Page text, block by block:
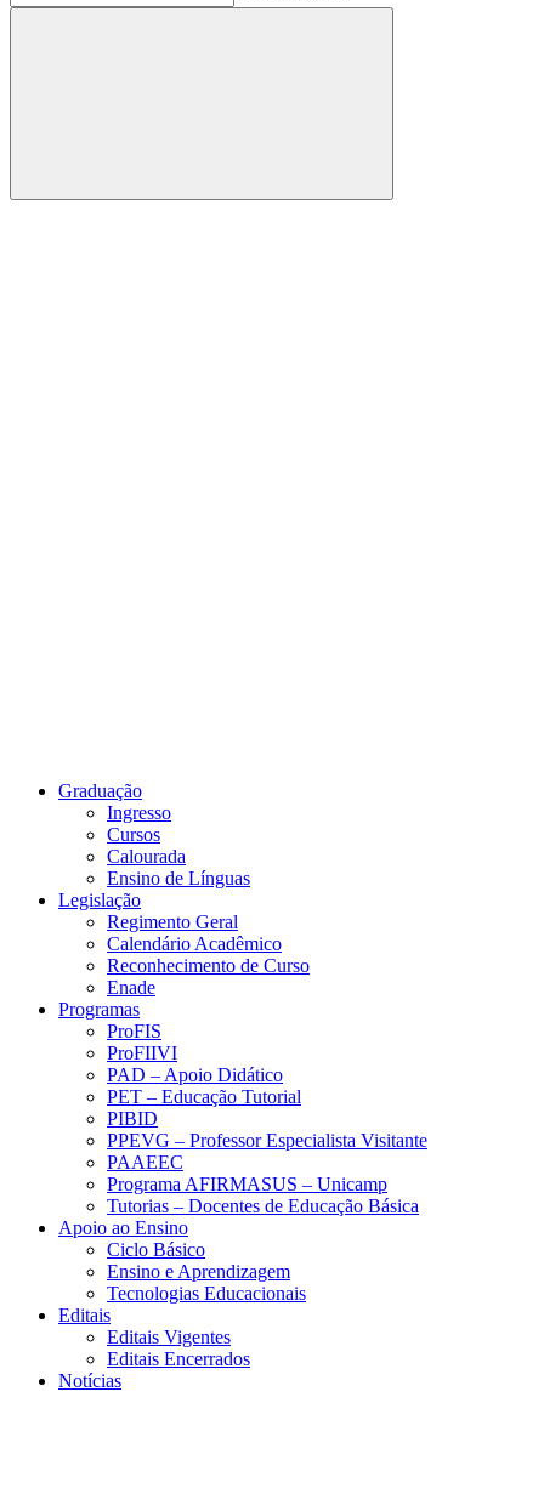
Buscar
Graduação
Ingresso
Cursos
Calourada
Ensino de Línguas
Legislação
Regimento Geral
Calendário Acadêmico
Reconhecimento de Curso
Enade
Programas
ProFIS
ProFIIVI
PAD – Apoio Didático
PET – Educação Tutorial
PIBID
PPEVG – Professor Especialista Visitante
PAAEEC
Programa AFIRMASUS – Unicamp
Tutorias – Docentes de Educação Básica
Apoio ao Ensino
Ciclo Básico
Ensino e Aprendizagem
Tecnologias Educacionais
Editais
Editais Vigentes
Editais Encerrados
Notícias